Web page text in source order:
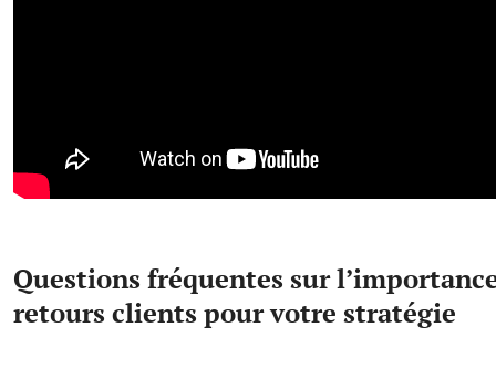
Questions fréquentes sur
retours clients pour votre stratégie